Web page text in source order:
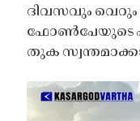
ദിവസവും വെറും
ഫോൺപേയുടെ
തുക